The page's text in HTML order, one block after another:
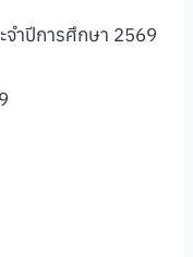
จำปีการศึกษา 2569